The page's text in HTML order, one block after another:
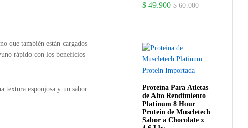
que también están cargados
rápido con los beneficios
textura esponjosa y un sabor
$ 49.900 $60.000
Proteína Para Atletas
de Alto Rendimiento
Platinum 8 Hour
Protein de Muscletech
Sabor a Chocolate x